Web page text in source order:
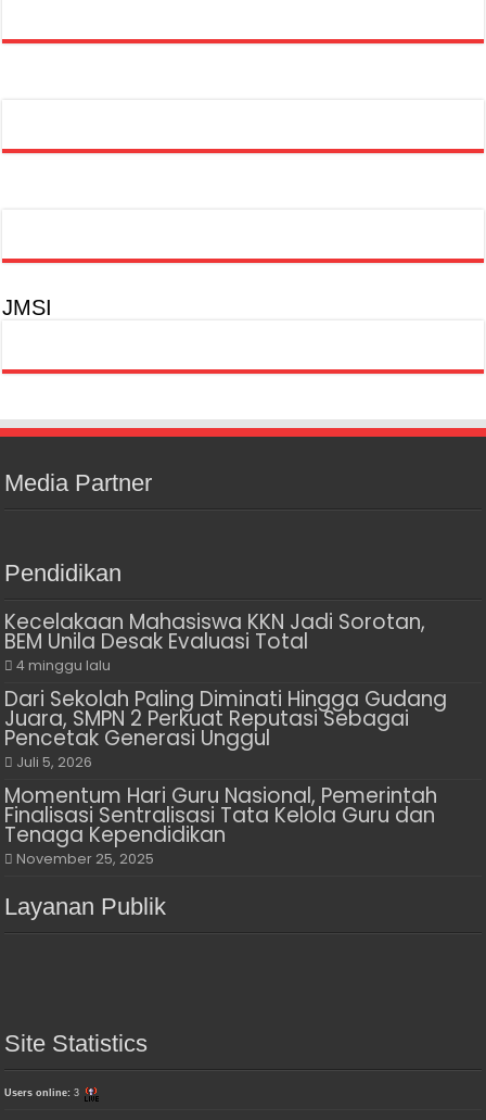
JMSI
Media Partner
Pendidikan
Kecelakaan Mahasiswa KKN Jadi Sorotan,
BEM Unila Desak Evaluasi Total
4 minggu lalu
Dari Sekolah Paling Diminati Hingga Gudang
Juara, SMPN 2 Perkuat Reputasi Sebagai
Pencetak Generasi Unggul
Juli 5, 2026
Momentum Hari Guru Nasional, Pemerintah
Finalisasi Sentralisasi Tata Kelola Guru dan
Tenaga Kependidikan
November 25, 2025
Layanan Publik
Site Statistics
Users online:3